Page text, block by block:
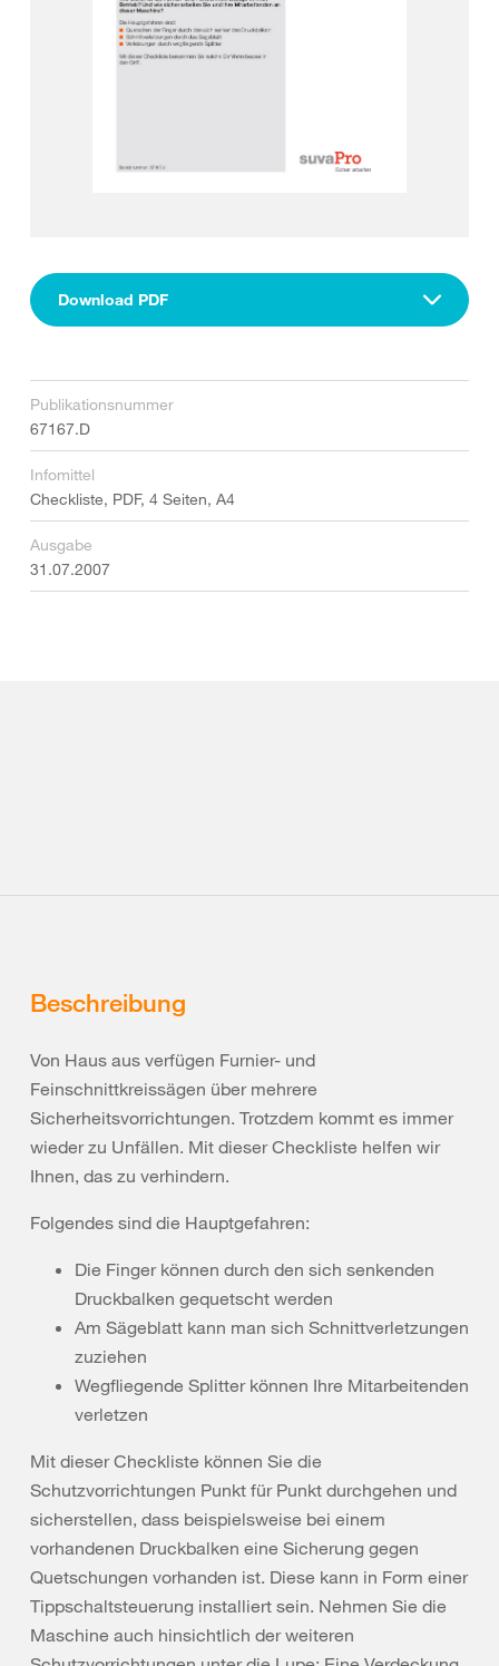
Download PDF
Publikationsnummer
67167.D
Infomittel
Checkliste, PDF, 4 Seiten, A4
Ausgabe
31.07.2007
Beschreibung
Von Haus aus verfügen Furnier- und
Feinschnittkreissägen über mehrere
Sicherheitsvorrichtungen. Trotzdem kommt es immer
wieder zu Unfällen. Mit dieser Checkliste helfen wir
Ihnen, das zu verhindern.
Folgendes sind die Hauptgefahren:
Die Finger können durch den sich senkenden
Druckbalken gequetscht werden
Am Sägeblatt kann man sich Schnittverletzungen
zuziehen
Wegfliegende Splitter können Ihre Mitarbeitenden
verletzen
Mit dieser Checkliste können Sie die
Schutzvorrichtungen Punkt für Punkt durchgehen und
sicherstellen, dass beispielsweise bei einem
vorhandenen Druckbalken eine Sicherung gegen
Quetschungen vorhanden ist. Diese kann in Form einer
Tippschaltsteuerung installiert sein. Nehmen Sie die
Maschine auch hinsichtlich der weiteren